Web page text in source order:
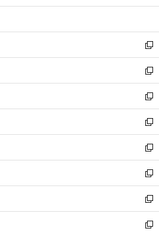
開
ウ
開
く
ン
ウ
で
開
く
ウ
ン
ド
ウ
で
開
く
新
し
い
ウ
ィ
ン
ド
ウ
で
開
く
新
し
い
ウ
ィ
ン
ド
ウ
で
開
く
新
し
い
ウ
ィ
ン
ド
ウ
で
開
く
新
し
い
ウ
ィ
ン
ド
ウ
で
新
し
い
ウ
ィ
ン
ド
新
し
い
ウ
ィ
新
し
い
新